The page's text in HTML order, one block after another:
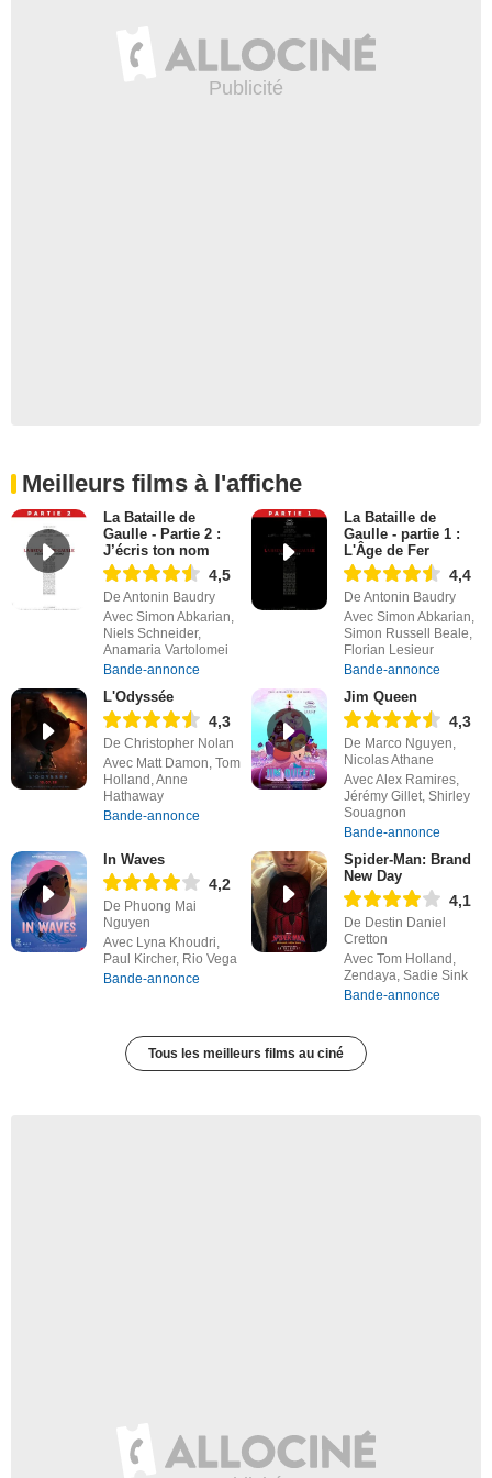
Meilleurs films à l'affiche
La Bataille de
Gaulle - Partie 2 :
J’écris ton nom
4,5
De Antonin Baudry
Avec Simon Abkarian,
Niels Schneider,
Anamaria Vartolomei
Bande-annonce
La Bataille de
Gaulle - partie 1 :
L'Âge de Fer
4,4
De Antonin Baudry
Avec Simon Abkarian,
Simon Russell Beale,
Florian Lesieur
Bande-annonce
L'Odyssée
4,3
De Christopher Nolan
Avec Matt Damon, Tom
Holland, Anne
Hathaway
Bande-annonce
Jim Queen
4,3
De Marco Nguyen,
Nicolas Athane
Avec Alex Ramires,
Jérémy Gillet, Shirley
Souagnon
Bande-annonce
In Waves
4,2
De Phuong Mai
Nguyen
Avec Lyna Khoudri,
Paul Kircher, Rio Vega
Bande-annonce
Spider-Man: Brand
New Day
4,1
De Destin Daniel
Cretton
Avec Tom Holland,
Zendaya, Sadie Sink
Bande-annonce
Tous les meilleurs films au ciné